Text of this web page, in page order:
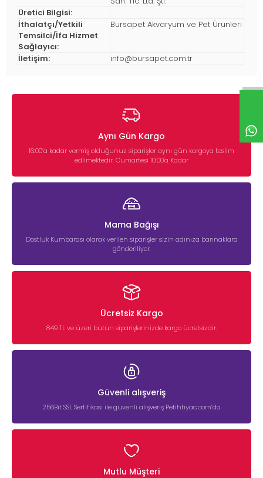
Üretici Bilgisi:
İthalatçı/Yetkili
Temsilci/İfa Hizmet
Sağlayıcı:
Bursapet Akvaryum ve Pet Ürünleri
İletişim: info@bursapet.com.tr
Aynı Gün Kargo
16:00’a kadar vermiş olduğunuz siparişler aynı gün kargoya teslim
edilmektedir. Cumartesi 10:00'a Kadar
Mama Bağışı
Dostluk Kumbarası olarak verilen siparişler sizin adınıza barınaklara
gönderiliyor.
Ücretsiz Kargo
849 TL ve üzeri bütün siparişlerinizde kargo ücretsizdir.
Güvenli alışveriş
256Bit SSL Sertifikası ile güvenli alışveriş Petihtiyac.com’da
Mutlu Müşteri